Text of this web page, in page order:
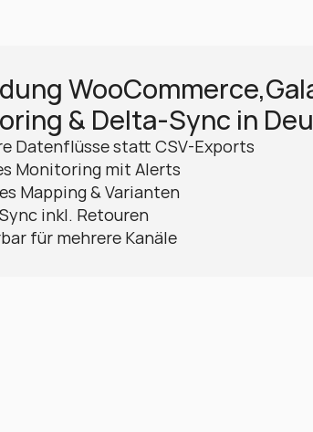
& Delta-Sync in
Datenflüsse statt CSV-Exports
Monitoring mit Alerts
Mapping & Varianten
inkl. Retouren
für mehrere Kanäle